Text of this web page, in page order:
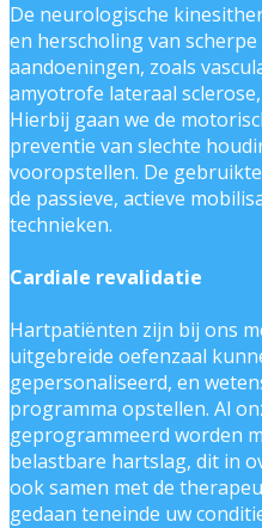
De neurologische
en herscholing van
aandoeningen, zoals
amyotrofe lateraal
Hierbij gaan we de
preventie van slechte
vooropstellen. De
de passieve, actieve
technieken.
Cardiale revalidatie
Hartpatiënten zijn bij ons
uitgebreide oefenzaal
gepersonaliseerd, en
programma opstellen. Al
geprogrammeerd worden
belastbare hartslag, dit in
ook samen met de
gedaan teneinde uw